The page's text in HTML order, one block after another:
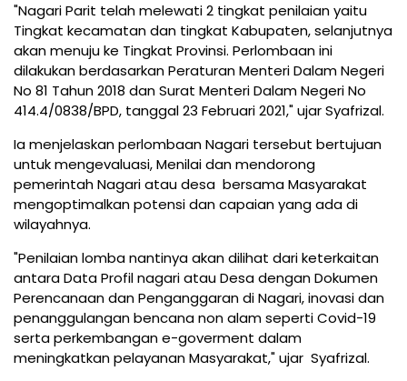
"Nagari Parit telah melewati 2 tingkat penilaian yaitu
Tingkat kecamatan dan tingkat Kabupaten, selanjutnya
akan menuju ke Tingkat Provinsi. Perlombaan ini
dilakukan berdasarkan Peraturan Menteri Dalam Negeri
No 81 Tahun 2018 dan Surat Menteri Dalam Negeri No
414.4/0838/BPD, tanggal 23 Februari 2021," ujar Syafrizal.
Ia menjelaskan perlombaan Nagari tersebut bertujuan
untuk mengevaluasi, Menilai dan mendorong
pemerintah Nagari atau desa bersama Masyarakat
mengoptimalkan potensi dan capaian yang ada di
wilayahnya.
"Penilaian lomba nantinya akan dilihat dari keterkaitan
antara Data Profil nagari atau Desa dengan Dokumen
Perencanaan dan Penganggaran di Nagari, inovasi dan
penanggulangan bencana non alam seperti Covid-19
serta perkembangan e-goverment dalam
meningkatkan pelayanan Masyarakat," ujar Syafrizal.